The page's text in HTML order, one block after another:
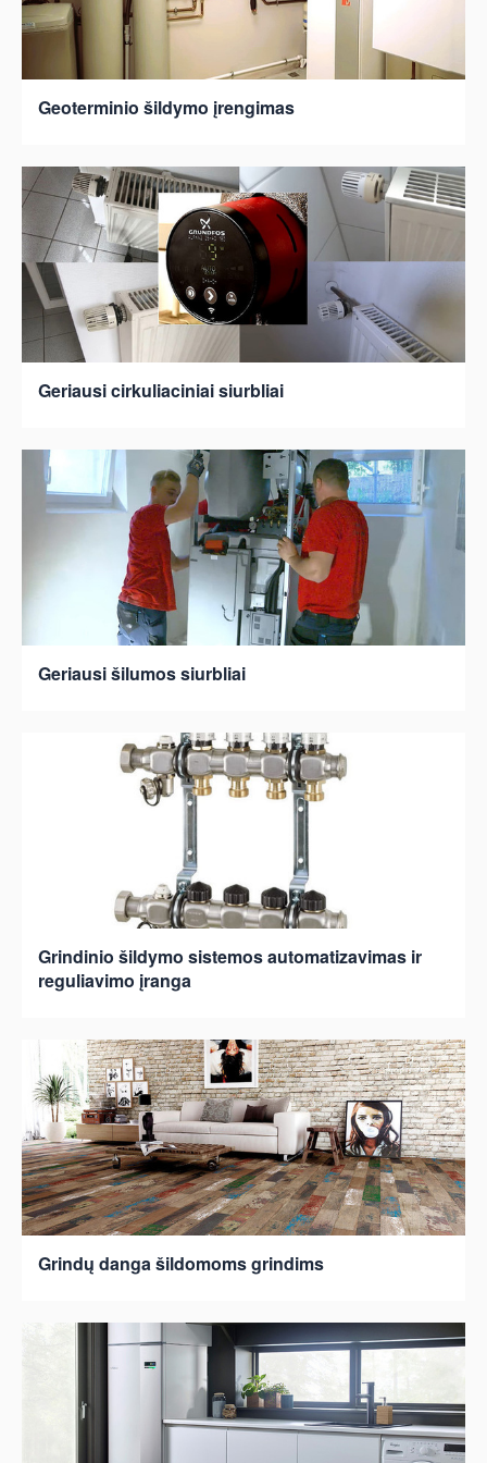
Geoterminio šildymo įrengimas
Geriausi cirkuliaciniai siurbliai
Geriausi šilumos siurbliai
Grindinio šildymo sistemos automatizavimas ir
reguliavimo įranga
Grindų danga šildomoms grindims